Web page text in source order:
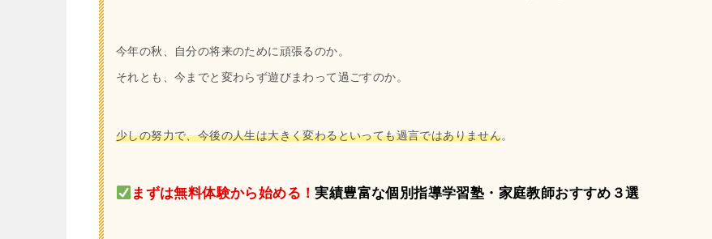
今年の秋、自分の将来のために頑張るのか。
それとも、今までと変わらず遊びまわって過ごすのか。
少しの努力で、今後の人生は大きく変わるといっても過言ではありません。
まずは無料体験から始める！実績豊富な個別指導学習塾・家庭教師おすすめ３選